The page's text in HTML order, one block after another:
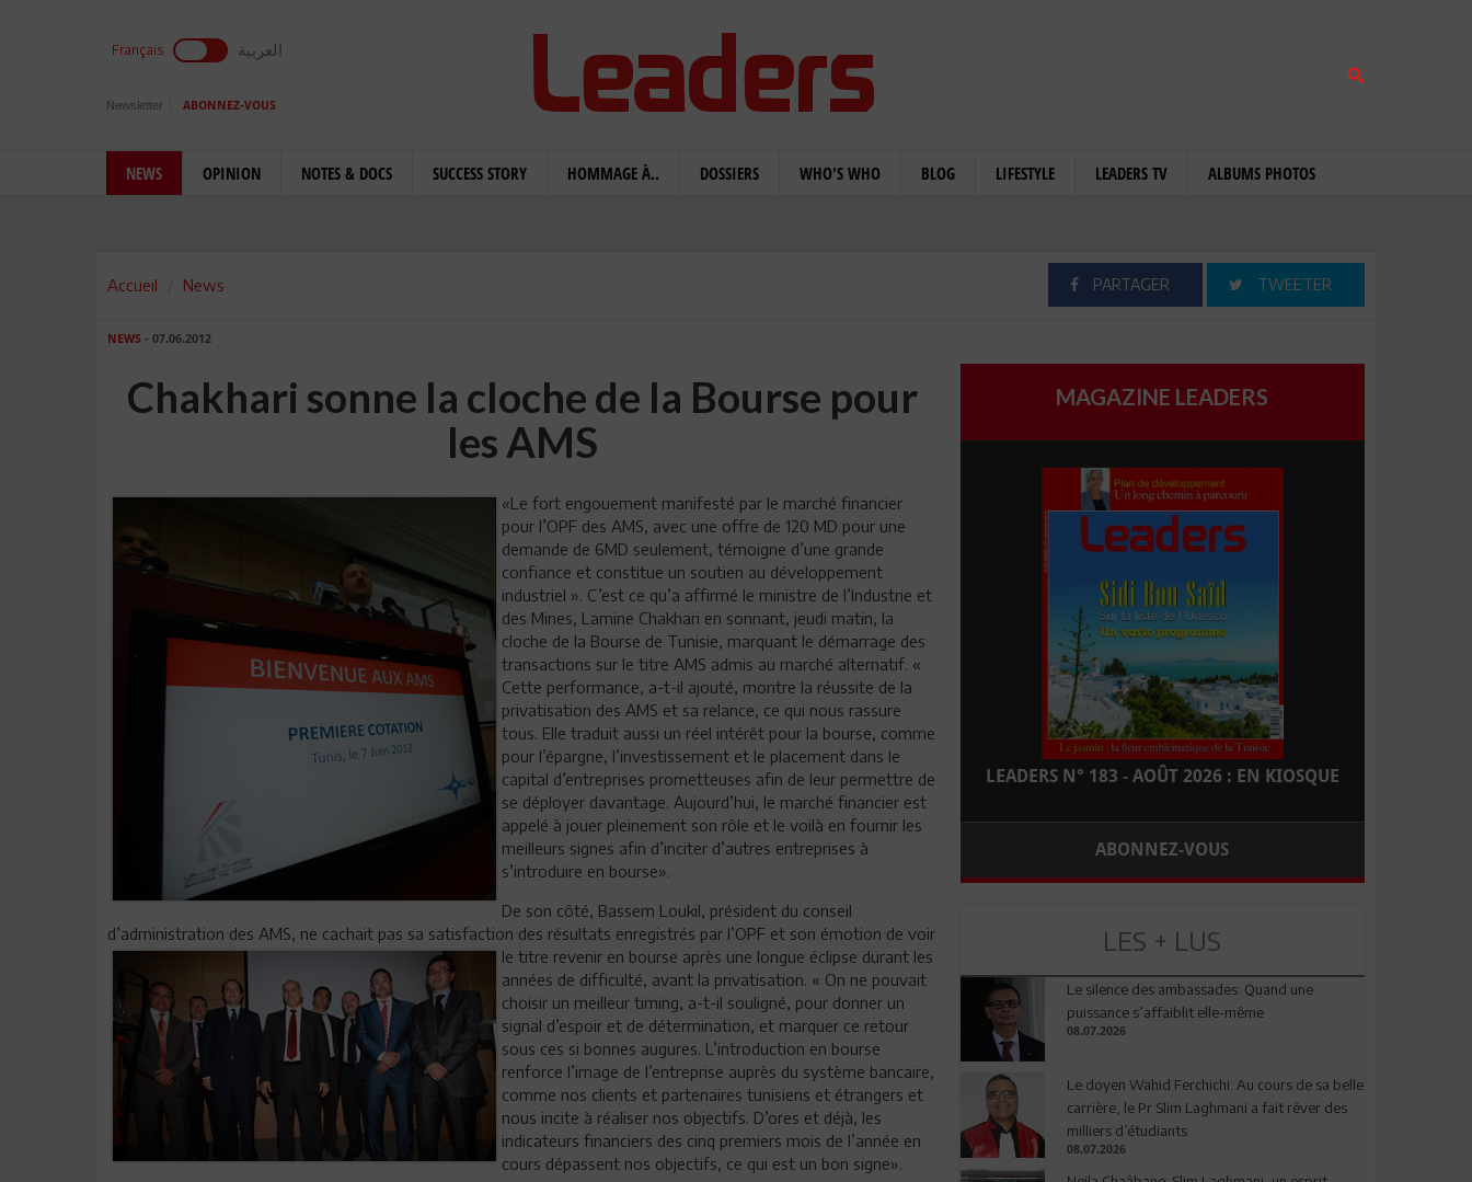
Français العربية
Newsletter ABONNEZ-VOUS
NEWS OPINION NOTES & DOCS SUCCESS STORY HOMMAGE À.. DOSSIERS WHO'S WHO BLOG LIFESTYLE LEADERS TV ALBUMS PHOTOS
Accueil News PARTAGER TWEETER
NEWS - 07.06.2012
Chakhari sonne la cloche de la Bourse pour
les AMS
«Le fort engouement manifesté par le marché financier
pour l’OPF des AMS, avec une offre de 120 MD pour une
demande de 6MD seulement, témoigne d’une grande
confiance et constitue un soutien au développement
industriel ». C’est ce qu’a affirmé le ministre de l’Industrie et
des Mines, Lamine Chakhari en sonnant, jeudi matin, la
cloche de la Bourse de Tunisie, marquant le démarrage des
transactions sur le titre AMS admis au marché alternatif. «
Cette performance, a-t-il ajouté, montre la réussite de la
privatisation des AMS et sa relance, ce qui nous rassure
tous. Elle traduit aussi un réel intérêt pour la bourse, comme
pour l’épargne, l’investissement et le placement dans le
capital d’entreprises prometteuses afin de leur permettre de
se déployer davantage. Aujourd’hui, le marché financier est
appelé à jouer pleinement son rôle et le voilà en fournir les
meilleurs signes afin d’inciter d’autres entreprises à
s’introduire en bourse».
De son côté, Bassem Loukil, président du conseil
d’administration des AMS, ne cachait pas sa satisfaction des résultats enregistrés par l’OPF et son émotion de voir
le titre revenir en bourse après une longue éclipse durant les
années de difficulté, avant la privatisation. « On ne pouvait
choisir un meilleur timing, a-t-il souligné, pour donner un
signal d’espoir et de détermination, et marquer ce retour
sous ces si bonnes augures. L’introduction en bourse
renforce l’image de l’entreprise auprès du système bancaire,
comme nos clients et partenaires tunisiens et étrangers et
nous incite à réaliser nos objectifs. D’ores et déjà, les
indicateurs financiers des cinq premiers mois de l’année en
cours dépassent nos objectifs, ce qui est un bon signe».
MAGAZINE LEADERS
LEADERS N° 183 - AOÛT 2026 : EN KIOSQUE
ABONNEZ-VOUS
LES + LUS
Le silence des ambassades: Quand une
puissance s’affaiblit elle-même
08.07.2026
Le doyen Wahid Ferchichi: Au cours de sa belle
carrière, le Pr Slim Laghmani a fait rêver des
milliers d’étudiants
08.07.2026